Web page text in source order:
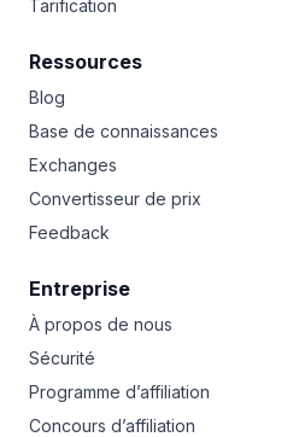
Tarification
Ressources
Blog
Base de connaissances
Exchanges
Convertisseur de prix
Feedback
Entreprise
À propos de nous
Sécurité
Programme d’affiliation
Concours d’affiliation